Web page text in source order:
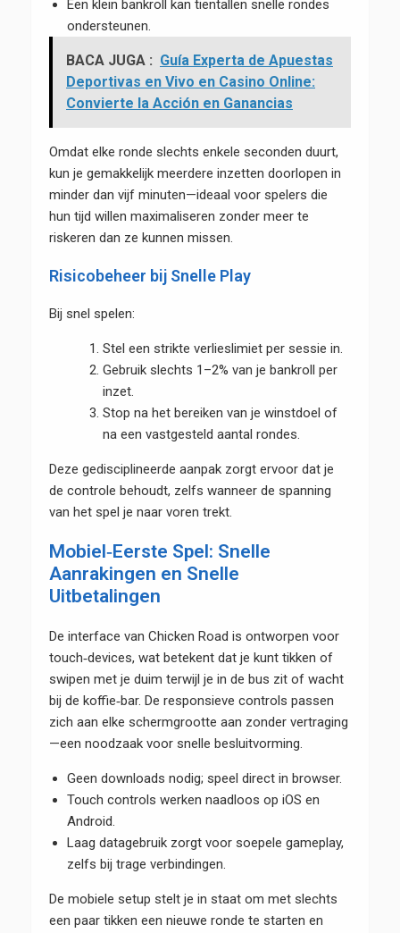
Een klein bankroll kan tientallen snelle rondes
ondersteunen.
BACA JUGA : Guía Experta de Apuestas
Deportivas en Vivo en Casino Online:
Convierte la Acción en Ganancias
Omdat elke ronde slechts enkele seconden duurt,
kun je gemakkelijk meerdere inzetten doorlopen in
minder dan vijf minuten—ideaal voor spelers die
hun tijd willen maximaliseren zonder meer te
riskeren dan ze kunnen missen.
Risicobeheer bij Snelle Play
Bij snel spelen:
Stel een strikte verlieslimiet per sessie in.
Gebruik slechts 1–2% van je bankroll per
inzet.
Stop na het bereiken van je winstdoel of
na een vastgesteld aantal rondes.
Deze gedisciplineerde aanpak zorgt ervoor dat je
de controle behoudt, zelfs wanneer de spanning
van het spel je naar voren trekt.
Mobiel‑Eerste Spel: Snelle
Aanrakingen en Snelle
Uitbetalingen
De interface van Chicken Road is ontworpen voor
touch‑devices, wat betekent dat je kunt tikken of
swipen met je duim terwijl je in de bus zit of wacht
bij de koffie‑bar. De responsieve controls passen
zich aan elke schermgrootte aan zonder vertraging
—een noodzaak voor snelle besluitvorming.
Geen downloads nodig; speel direct in browser.
Touch controls werken naadloos op iOS en
Android.
Laag datagebruik zorgt voor soepele gameplay,
zelfs bij trage verbindingen.
De mobiele setup stelt je in staat om met slechts
een paar tikken een nieuwe ronde te starten en